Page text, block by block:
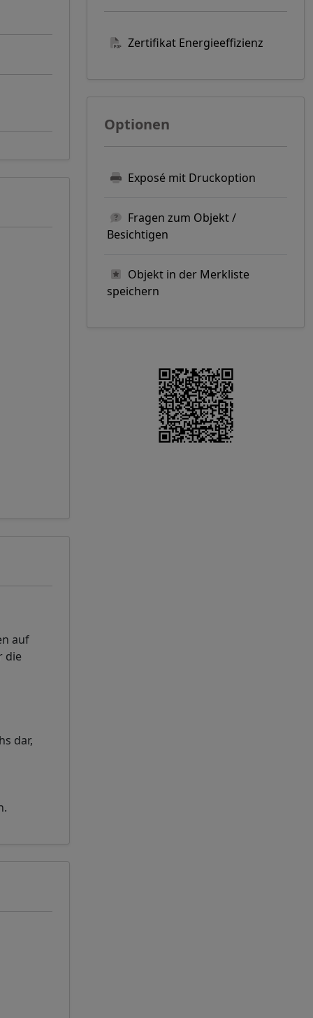
auf
die
dar,
Zertifikat Energieeffizienz
Optionen
Exposé mit Druckoption
Fragen zum Objekt /
Besichtigen
Objekt in der Merkliste
speichern